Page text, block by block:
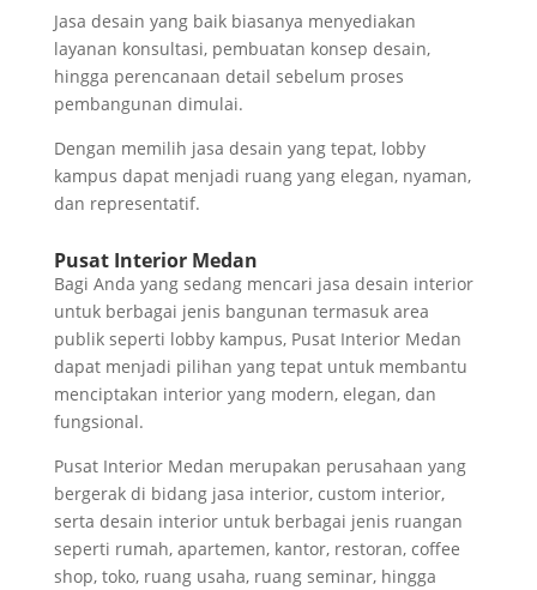
Jasa desain yang baik biasanya menyediakan
layanan konsultasi, pembuatan konsep desain,
hingga perencanaan detail sebelum proses
pembangunan dimulai.
Dengan memilih jasa desain yang tepat, lobby
kampus dapat menjadi ruang yang elegan, nyaman,
dan representatif.
Pusat Interior Medan
Bagi Anda yang sedang mencari jasa desain interior
untuk berbagai jenis bangunan termasuk area
publik seperti lobby kampus, Pusat Interior Medan
dapat menjadi pilihan yang tepat untuk membantu
menciptakan interior yang modern, elegan, dan
fungsional.
Pusat Interior Medan merupakan perusahaan yang
bergerak di bidang jasa interior, custom interior,
serta desain interior untuk berbagai jenis ruangan
seperti rumah, apartemen, kantor, restoran, coffee
shop, toko, ruang usaha, ruang seminar, hingga